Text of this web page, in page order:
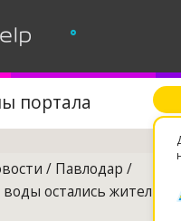
°
портала
/ Павлодар /
воды остались жители